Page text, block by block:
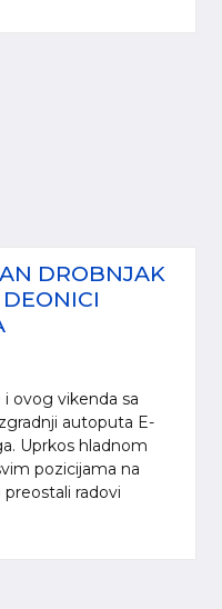
DROBNJAK
ovog vikenda sa
autoputa E-
Uprkos hladnom
pozicijama na
radovi